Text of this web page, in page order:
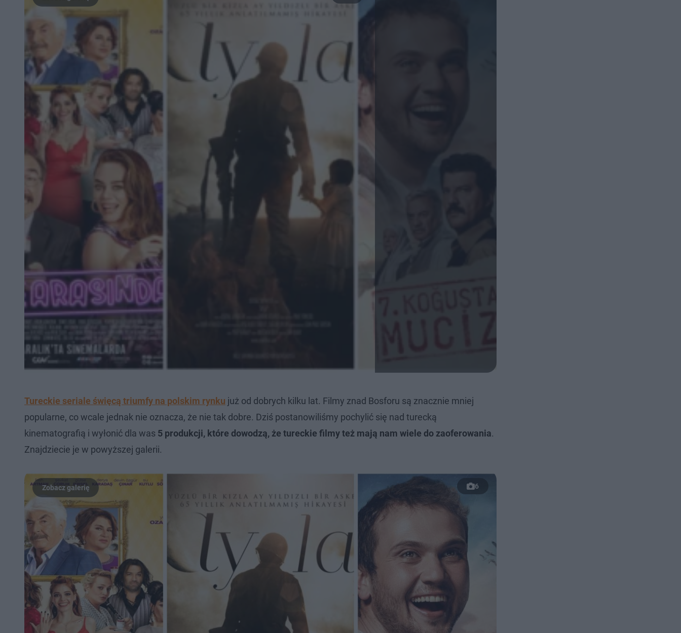
Tureckie seriale święcą triumfy na polskim rynku już od dobrych kilku lat. Filmy znad Bosforu są znacznie mniej
popularne, co wcale jednak nie oznacza, że nie tak dobre. Dziś postanowiliśmy pochylić się nad turecką
kinematografią i wyłonić dla was 5 produkcji, które dowodzą, że tureckie filmy też mają nam wiele do zaoferowania.
Znajdziecie je w powyższej galerii.
6